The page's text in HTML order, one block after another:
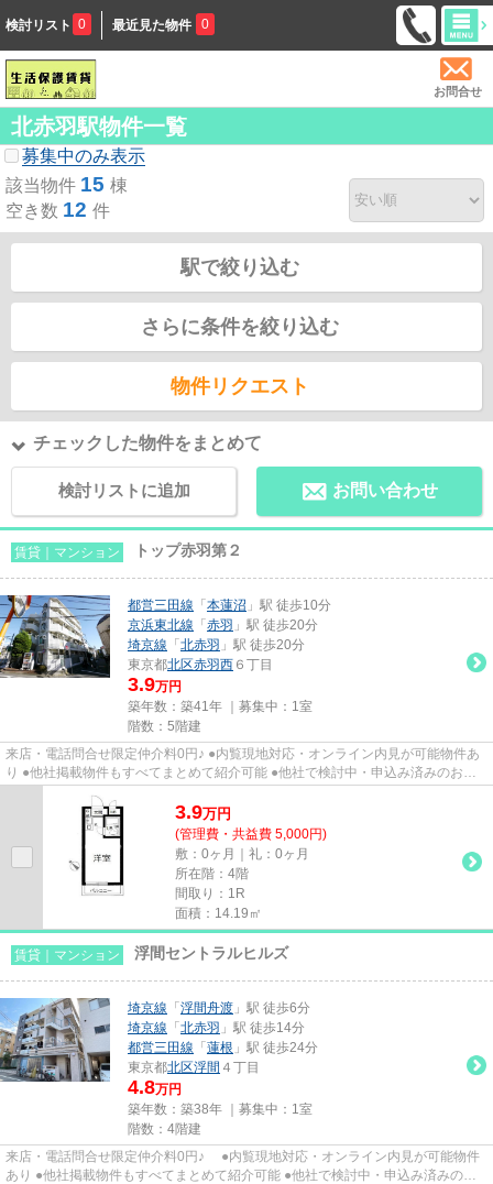
検討リスト 0 最近見た物件 0
お問合せ
北赤羽駅物件一覧
募集中のみ表示
該当物件 15 棟
空き数 12 件
駅で絞り込む
さらに条件を絞り込む
物件リクエスト
チェックした物件をまとめて
検討リストに追加 お問い合わせ
賃貸｜マンション トップ赤羽第２
都営三田線 「 本蓮沼 」駅 徒歩10分
京浜東北線 「 赤羽 」駅 徒歩20分
埼京線 「 北赤羽 」駅 徒歩20分
東京都北区赤羽西 ６丁目
3.9万円
築年数：築41年 ｜募集中： 1室
階数：5階建
来店・電話問合せ限定仲介料0円♪ ●内覧現地対応・オンライン内見が可能物件あ
り ●他社掲載物件もすべてまとめて紹介可能 ●他社で検討中・申込み済みのお客
3.9万円
(管理費・共益費 5,000円)
敷：0ヶ月｜礼：0ヶ月
所在階：4階
間取り：1R
面積：14.19㎡
賃貸｜マンション 浮間セントラルヒルズ
埼京線 「 浮間舟渡 」駅 徒歩6分
埼京線 「 北赤羽 」駅 徒歩14分
都営三田線 「 蓮根 」駅 徒歩24分
東京都北区浮間 ４丁目
4.8万円
築年数：築38年 ｜募集中： 1室
階数：4階建
来店・電話問合せ限定仲介料0円♪ ●内覧現地対応・オンライン内見が可能物件
あり ●他社掲載物件もすべてまとめて紹介可能 ●他社で検討中・申込み済みのお